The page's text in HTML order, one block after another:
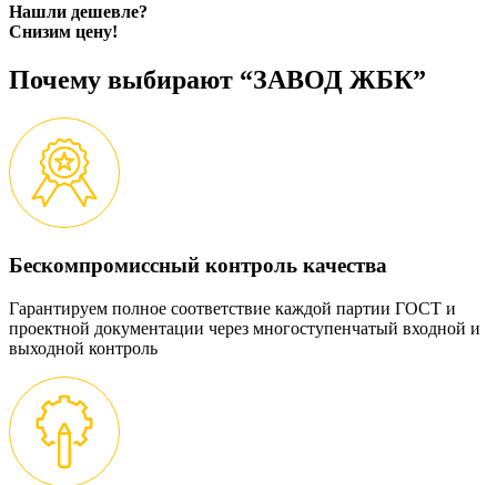
Нашли дешевле?
Снизим цену!
Почему выбирают “ЗАВОД ЖБК”
Бескомпромиссный контроль качества
Гарантируем полное соответствие каждой партии ГОСТ и
проектной документации через многоступенчатый входной и
выходной контроль